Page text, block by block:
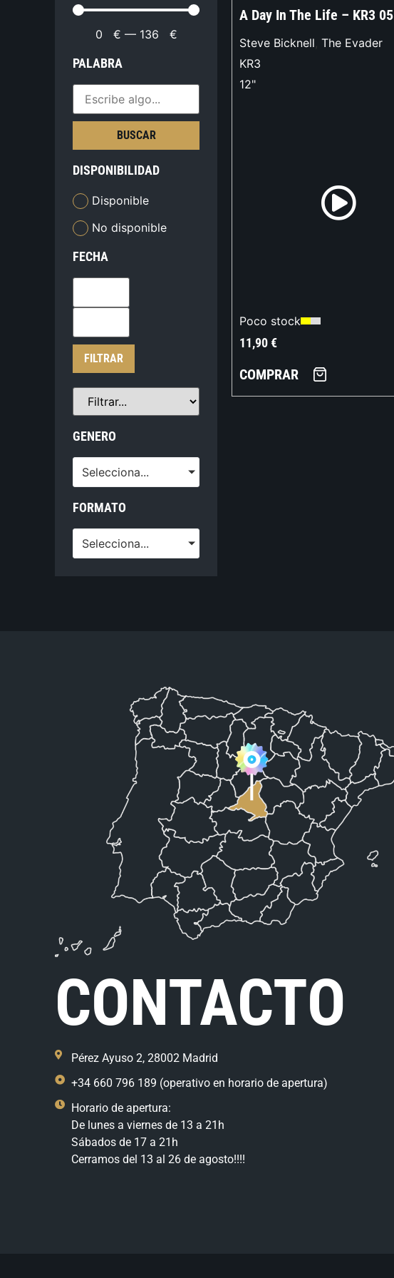
0 € — 136 €
PALABRA
BUSCAR
DISPONIBILIDAD
Disponible
No disponible
FECHA
FILTRAR
GENERO
Selecciona...
FORMATO
Selecciona...
A Day In The Life – KR3 05
Steve Bicknell, The Evader
KR3
12"
Poco stock
11,90€
COMPRAR
CONTACTO
Pérez Ayuso 2, 28002 Madrid
+34 660 796 189 (operativo en horario de apertura)
Horario de apertura:
De lunes a viernes de 13 a 21h
Sábados de 17 a 21h
Cerramos del 13 al 26 de agosto!!!!